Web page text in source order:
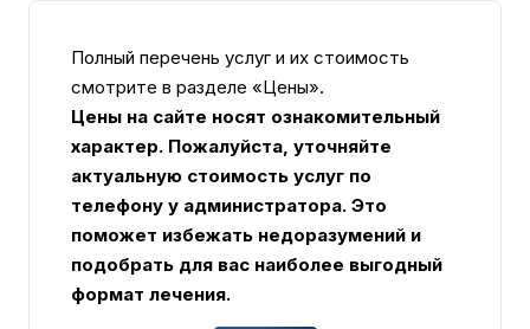
Полный перечень услуг и их стоимость
смотрите в разделе «Цены».
Цены на сайте носят ознакомительный
характер. Пожалуйста, уточняйте
актуальную стоимость услуг по
телефону у администратора. Это
поможет избежать недоразумений и
подобрать для вас наиболее выгодный
формат лечения.